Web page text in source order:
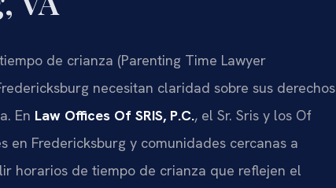
de crianza (Parenting Time Lawyer
necesitan claridad sobre sus derechos
En Law Offices Of SRIS, P.C., el Sr. Sris y los Of
en Fredericksburg y comunidades cercanas a
horarios de tiempo de crianza que reflejen el